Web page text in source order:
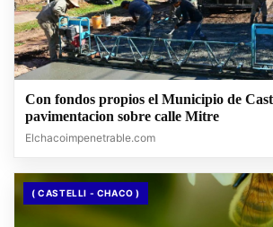
Con fondos propios el Municipio de
pavimentacion sobre calle Mitre
Elchacoimpenetrable.com
( CASTELLI - CHACO )